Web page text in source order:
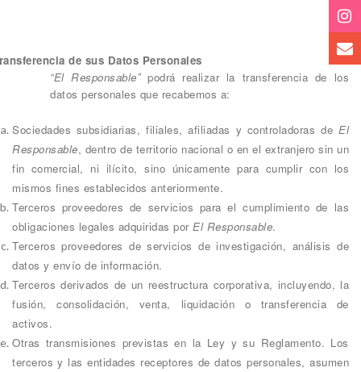
de sus Datos Personales
“El Responsable”podrá realizar la transferencia de los
datos personales que recabemos a:
Sociedades subsidiarias, filiales, afiliadas y controladoras de El
Responsable, dentro de territorio nacional o en el extranjero sin un
fin comercial, ni ilícito, sino únicamente para cumplir con los
mismos fines establecidos anteriormente.
Terceros proveedores de servicios para el cumplimiento de las
obligaciones legales adquiridas por El Responsable.
Terceros proveedores de servicios de investigación, análisis de
datos y envío de información.
Terceros derivados de un reestructura corporativa, incluyendo, la
fusión, consolidación, venta, liquidación o transferencia de
activos.
Otras transmisiones previstas en la Ley y su Reglamento. Los
terceros y las entidades receptores de datos personales, asumen